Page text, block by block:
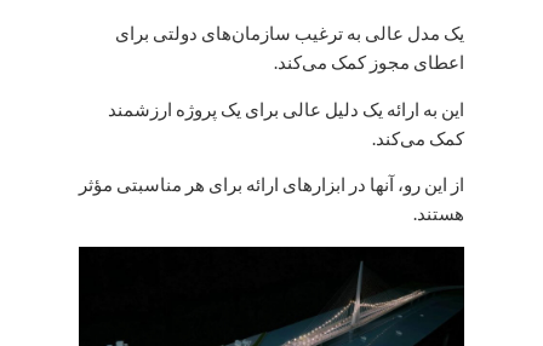
یک مدل عالی به ترغیب سازمان‌های دولتی برای
اعطای مجوز کمک می‌کند.
این به ارائه یک دلیل عالی برای یک پروژه ارزشمند
کمک می‌کند.
از این رو، آنها در ابزارهای ارائه برای هر مناسبتی مؤثر
هستند.